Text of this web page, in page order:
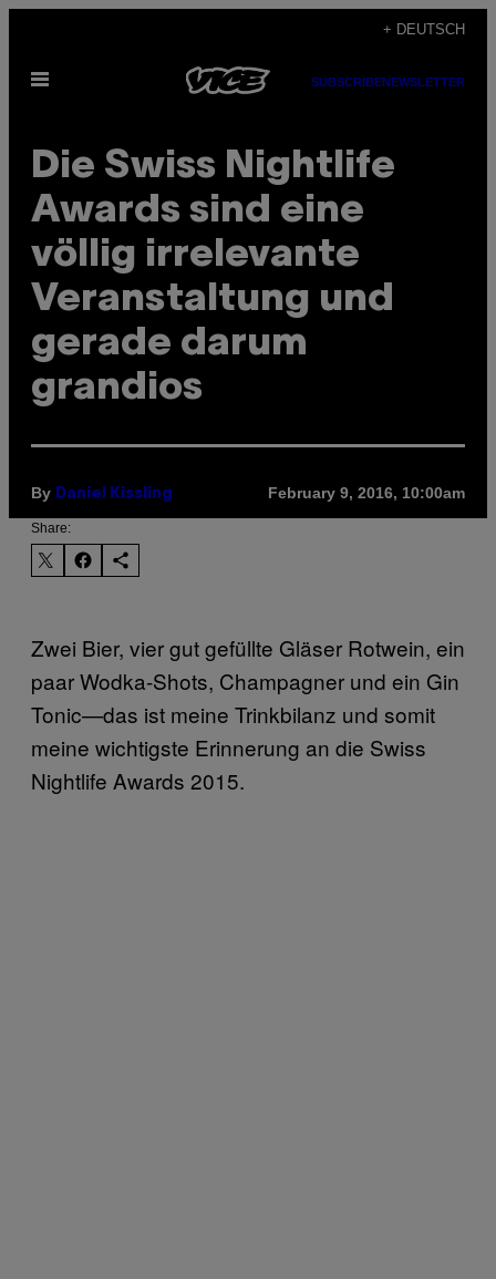
content
+ DEUTSCH
Open
SUBSCRIBENEWSLETTER
Die Swiss Nightlife
Awards sind eine
völlig irrelevante
Veranstaltung und
gerade darum
grandios
By Daniel Kissling February 9, 2016, 10:00am
Share:
Zwei Bier, vier gut gefüllte Gläser Rotwein, ein
paar Wodka-Shots, Champagner und ein Gin
Tonic—das ist meine Trinkbilanz und somit
meine wichtigste Erinnerung an die Swiss
Nightlife Awards 2015.